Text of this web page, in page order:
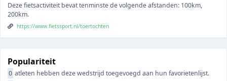
Deze fietsactiviteit bevat tenminste de volgende afstanden: 100km,
200km.
https://www.fietssport.nl/toertochten
Populariteit
0 atleten hebben deze wedstrijd toegevoegd aan hun favorietenlijst.